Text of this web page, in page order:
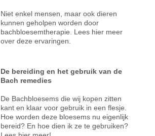
Niet enkel mensen, maar ook dieren
kunnen geholpen worden door
bachbloesemtherapie. Lees hier meer
over deze ervaringen.
De bereiding en het gebruik van de
Bach remedies
De Bachbloesems die wij kopen zitten
kant en klaar voor gebruik in een flesje.
Hoe worden deze bloesems nu eigenlijk
bereid? En hoe dien ik ze te gebruiken?